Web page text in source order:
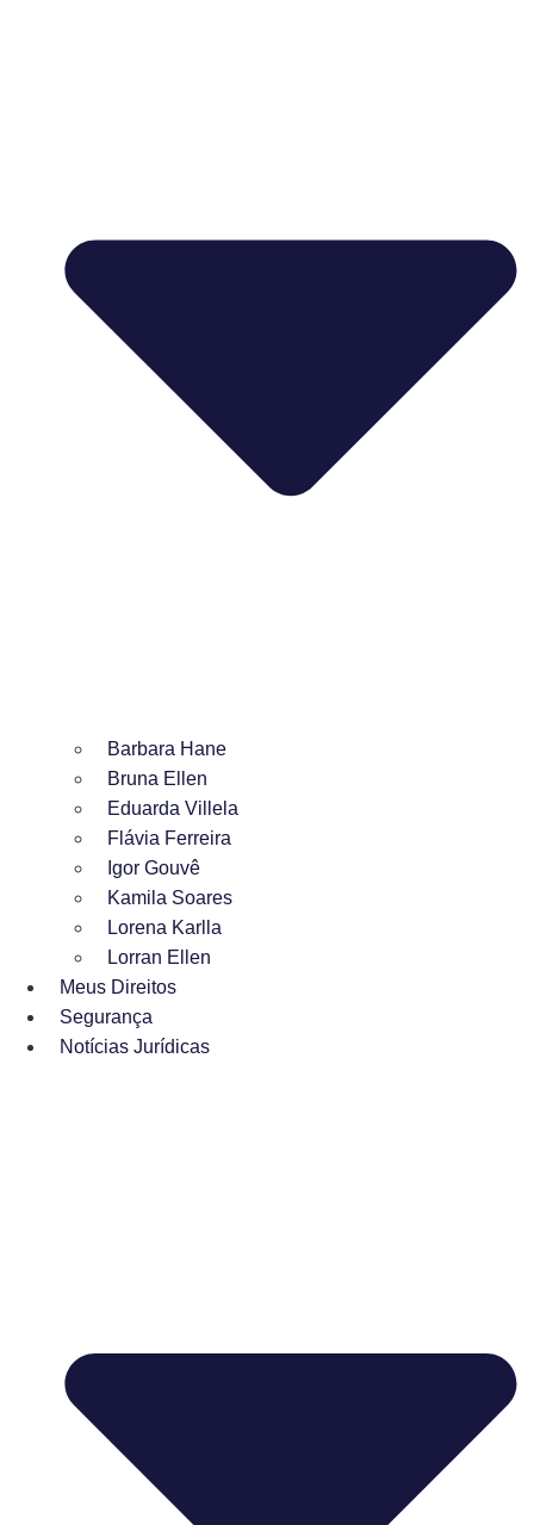
Barbara Hane
Bruna Ellen
Eduarda Villela
Flávia Ferreira
Igor Gouvê
Kamila Soares
Lorena Karlla
Lorran Ellen
Meus Direitos
Segurança
Notícias Jurídicas